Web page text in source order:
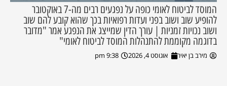
המוסד לביטוח לאומי כופה על נפגעים רבים מה-7 באוקטובר
להופיע שוב ושוב בפני ועדות רפואיות בכך שהוא קובע להם שוב
ושוב נכויות זמניות | עורך הדין שמייצג את הנפגע אמר "מדובר
בדוגמה מקוממת להתנהלות המוסד לביטוח לאומי"
מירב בן יאיר אוגוסט 4, 2026 9:38 pm